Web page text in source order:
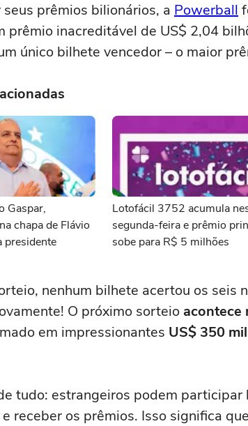
seus prêmios bilionários, a Powerball
prêmio inacreditável de US$ 2,04
único bilhete vencedor – o maior
Gaspar,
chapa de Flávio
presidente
Lotofácil 3752 acumula
segunda-feira e prêmio
sobe para R$ 5 milhões
nenhum bilhete acertou os seis
O próximo sorteio acontece
em impressionantes US$ 350
tudo: estrangeiros podem
receber os prêmios. Isso significa